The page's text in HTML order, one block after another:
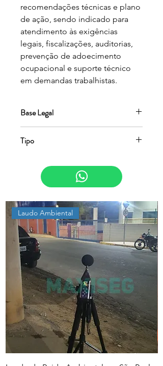
recomendações técnicas e plano
de ação, sendo indicado para
atendimento às exigências
legais, fiscalizações, auditorias,
prevenção de adoecimento
ocupacional e suporte técnico
em demandas trabalhistas.
Base Legal
Tipo
Laudo Ambiental